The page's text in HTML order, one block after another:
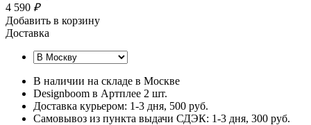
4 590 ₽
Добавить в корзину
Доставка
В наличии на складе в Москве
Designboom в Артплее 2 шт.
Доставка курьером: 1-3 дня, 500 руб.
Самовывоз из пункта выдачи СДЭК: 1-3 дня, 300 руб.